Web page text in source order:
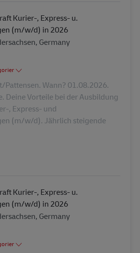
Kurier-, Express- u.
(m/w/d) in 2026
Germany
2 kategorier
Pattensen. Wann? 01.08.2026.
Deine Vorteile bei der Ausbildung
, Express- und
(m/w/d). Jährlich steigende
Kurier-, Express- u.
(m/w/d) in 2026
Germany
2 kategorier